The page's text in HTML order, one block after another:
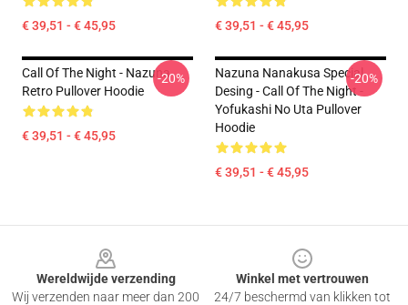
€ 39,51 - € 45,95 € 39,51 - € 45,95
Call Of The Night - Nazuna
Retro Pullover Hoodie
€ 39,51 - € 45,95
-20%
Nazuna Nanakusa Special
Desing - Call Of The Night -
Yofukashi No Uta Pullover
Hoodie
€ 39,51 - € 45,95
-20%
Wereldwijde verzending
Wij verzenden naar meer dan 200
Winkel met vertrouwen
24/7 beschermd van klikken tot